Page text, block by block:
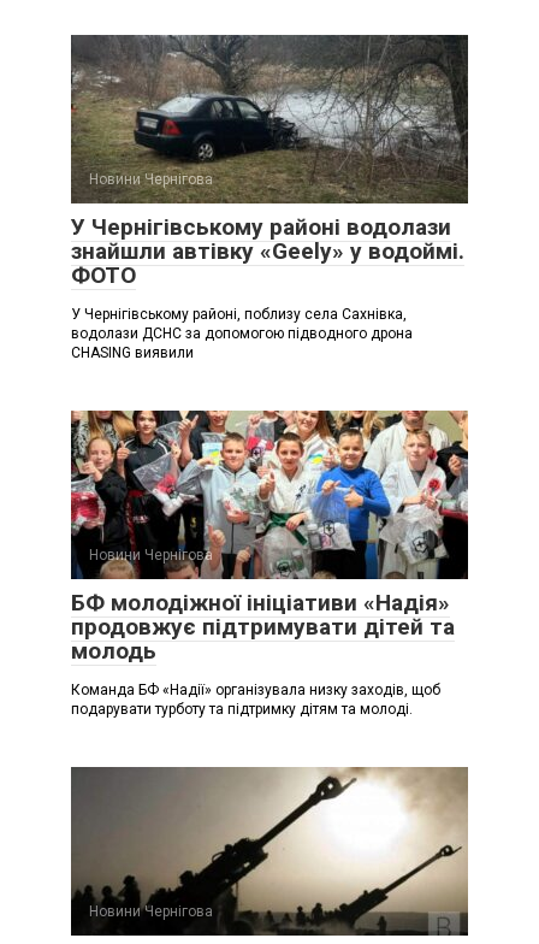
Новини Чернігова
У Чернігівському районі водолази
знайшли автівку «Geely» у водоймі.
ФОТО
У Чернігівському районі, поблизу села Сахнівка,
водолази ДСНС за допомогою підводного дрона
CHASING виявили
Новини Чернігова
БФ молодіжної ініціативи «Надія»
продовжує підтримувати дітей та
молодь
Команда БФ «Надії» організувала низку заходів, щоб
подарувати турботу та підтримку дітям та молоді.
Новини Чернігова